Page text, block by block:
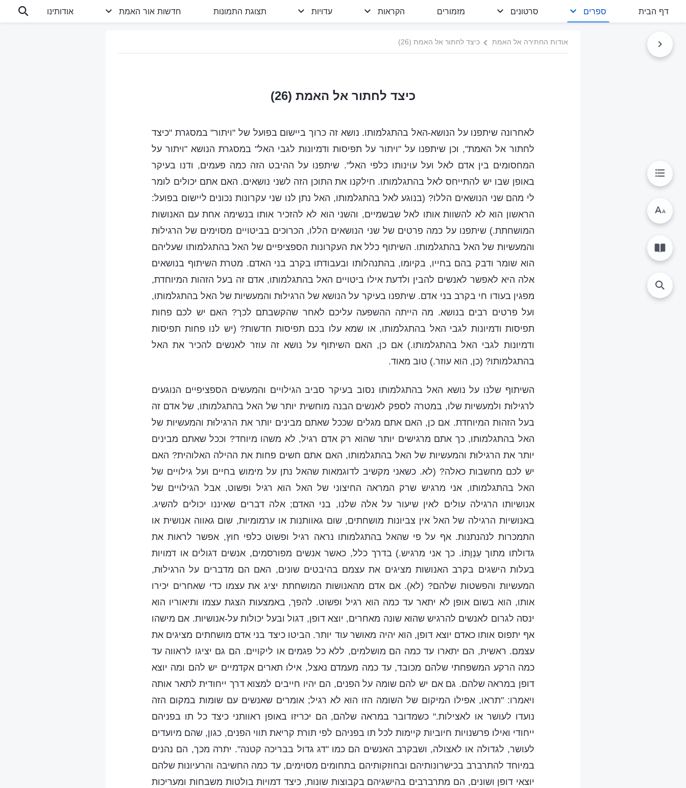
דף הבית ספרים סרטונים מזמורים הקראות עדויות תצוגת התמונות חדשות אור האמת אודותינו
אודות החתירה אל האמת כיצד לחתור אל האמת (26)
כיצד לחתור אל האמת (26)
לאחרונה שיתפנו על הנושא-האל בהתגלמותו. נושא זה כרוך ביישום בפועל של "ויתור" במסגרת "כיצד
לחתור אל האמת", וכן שיתפנו על "ויתור על תפיסות ודמיונות לגבי האל" במסגרת הנושא "ויתור על
המחסומים בין אדם לאל ועל עוינותו כלפי האל". שיתפנו על ההיבט הזה כמה פעמים, ודנו בעיקר
באופן שבו יש להתייחס לאל בהתגלמותו. חילקנו את התוכן הזה לשני נושאים. האם אתם יכולים לומר
לי מהם שני הנושאים הללו? (בנוגע לאל בהתגלמותו, האל נתן לנו שני עקרונות נכונים ליישום בפועל:
הראשון הוא לא להשוות אותו לאל שבשמיים, והשני הוא לא להזכיר אותו בנשימה אחת עם האנושות
המושחתת.) שיתפנו על כמה פרטים של שני הנושאים הללו, הכרוכים בביטויים מסוימים של הרגילוּת
והמעשיות של האל בהתגלמותו. השיתוף כלל את העקרונות הספציפיים של האל בהתגלמותו שעליהם
הוא שומר ודבק בהם בחייו, בקיומו, בהתנהלותו ובעבודתו בקרב בני האדם. מטרת השיתוף בנושאים
אלה היא לאפשר לאנשים להבין ולדעת אילו ביטויים האל בהתגלמותו, אדם זה בעל הזהות המיוחדת,
מפגין בעודו חי בקרב בני אדם. שיתפנו בעיקר על הנושא של הרגילוּת והמעשיות של האל בהתגלמותו,
ועל פרטים רבים בנושא. מה הייתה ההשפעה עליכם לאחר שהקשבתם לכך? האם יש לכם פחות
תפיסות ודמיונות לגבי האל בהתגלמותו, או שמא עלו בכם תפיסות חדשות? (יש לנו פחות תפיסות
ודמיונות לגבי האל בהתגלמותו.) אם כן, האם השיתוף על נושא זה עוזר לאנשים להכיר את האל
בהתגלמותו? (כן, הוא עוזר.) טוב מאוד.
השיתוף שלנו על נושא האל בהתגלמותו נסוב בעיקר סביב הגילויים והמעשים הספציפיים הנוגעים
לרגילוּת ולמעשיות שלו, במטרה לספק לאנשים הבנה מוחשית יותר של האל בהתגלמותו, של אדם זה
בעל הזהות המיוחדת. אם כן, האם אתם מגלים שככל שאתם מבינים יותר את הרגילוּת והמעשיות של
האל בהתגלמותו, כך אתם מרגישים יותר שהוא רק אדם רגיל, לא משהו מיוחד? וככל שאתם מבינים
יותר את הרגילוּת והמעשיות של האל בהתגלמותו, האם אתם חשים פחות את ההילה האלוהית? האם
יש לכם מחשבות כאלה? (לא. כשאני מקשיב לדוגמאות שהאל נתן על מימוש בחיים ועל גילויים של
האל בהתגלמותו, אני מרגיש שרק המראה החיצוני של האל הוא רגיל ופשוט, אבל הגילויים של
אנושיותו הרגילה עולים לאין שיעור על אלה שלנו, בני האדם; אלה דברים שאיננו יכולים להשיג.
באנושיות הרגילה של האל אין צביונות מושחתים, שום גאוותנות או ערמומיות, שום גאווה אנושית או
התמכרות לנהנתנות. אף על פי שהאל בהתגלמותו נראה רגיל ופשוט כלפי חוץ, אפשר לראות את
גדולתו מתוך עַנְוָתוֹ. כך אני מרגיש.) בדרך כלל, כאשר אנשים מפורסמים, אנשים דגולים או דמויות
בעלות הישגים בקרב האנושות מציגים את עצמם בהיבטים שונים, האם הם מדברים על הרגילוּת,
המעשיות והפשטות שלהם? (לא). אם אדם מהאנושות המושחתת יציג את עצמו כדי שאחרים יכירו
אותו, הוא בשום אופן לא יתאר עד כמה הוא רגיל ופשוט. להפך, באמצעות הצגת עצמו ותיאוריו הוא
ינסה לגרום לאנשים להרגיש שהוא שונה מאחרים, יוצא דופן, דגול ובעל יכולות על-אנושיות. אם מישהו
אף יתפוס אותו כאדם יוצא דופן, הוא יהיה מאושר עוד יותר. הביטו כיצד בני אדם מושחתים מציגים את
עצמם. ראשית, הם יתארו עד כמה הם מושלמים, ללא כל פגמים או ליקויים. הם גם יציגו לראווה עד
כמה הרקע המשפחתי שלהם מכובד, עד כמה מעמדם נאצל, אילו תארים אקדמיים יש להם ומה יוצא
דופן במראה שלהם. גם אם יש להם שומה על הפנים, הם יהיו חייבים למצוא דרך ייחודית לתאר אותה
ויאמרו: "תראו, אפילו המיקום של השומה הזו הוא לא רגיל; אומרים שאנשים עם שומות במקום הזה
נועדו לעושר או לאצילות." כשמדובר במראה שלהם, הם יכריזו באופן ראוותני כיצד כל תו בפניהם
ייחודי ואילו פרשנויות חיוביות קיימות לכל תו בפניהם לפי תורת קריאת תווי הפנים, כגון, שהם מיועדים
לעושר, לגדולה או לאצולה, ושבקרב האנשים הם כמו "דג גדול בבריכה קטנה". יתרה מכך, הם נהנים
במיוחד להתרברב בכישרונותיהם ובחוזקותיהם בתחומים מסוימים, עד כמה החשיבה והרעיונות שלהם
יוצאי דופן ושונים, הם מתרברבים בהישגיהם בקבוצות שונות, כיצד דמויות בולטות משבחות ומעריכות